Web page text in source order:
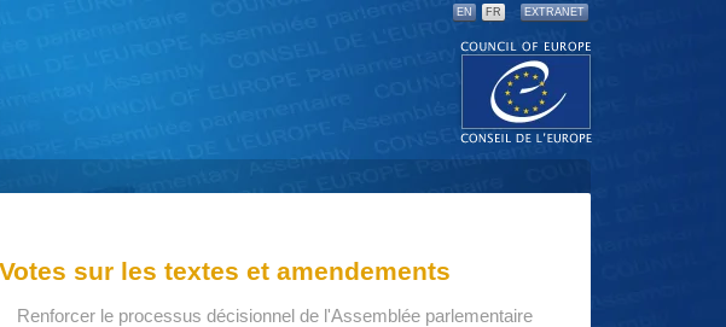
EN FR EXTRANET
Votes sur les textes et amendements
Renforcer le processus décisionnel de l'Assemblée parlementaire